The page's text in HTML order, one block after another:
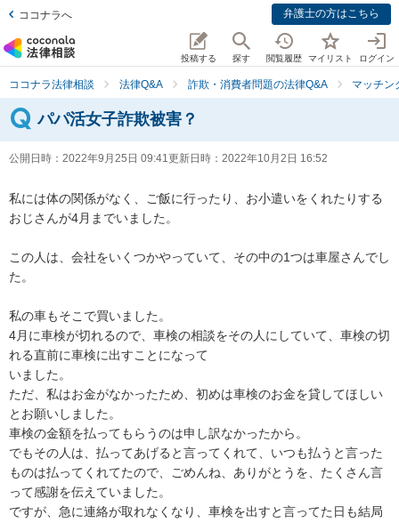
ココナラへ 弁護士の方はこちら
投稿する 探す 閲覧履歴 マイリスト ログイン
ココナラ法律相談 法律Q&A 詐欺・消費者問題の法律Q&A マッチン
パパ活女子詐欺被害？
公開日時： 2022年9月25日 09:41更新日時： 2022年10月2日 16:52
私には体の関係がなく、ご飯に行ったり、お小遣いをくれたりする
おじさんが4月までいました。
この人は、会社をいくつかやっていて、その中の1つは車屋さんでし
た。
私の車もそこで買いました。
4月に車検が切れるので、車検の相談をその人にしていて、車検の切
れる直前に車検に出すことになって
いました。
ただ、私はお金がなかったため、初めは車検のお金を貸してほしい
とお願いしました。
車検の金額を払ってもらうのは申し訳なかったから。
でもその人は、払ってあげると言ってくれて、いつも払うと言った
ものは払ってくれてたので、ごめんね、ありがとうを、たくさん言
って感謝を伝えていました。
ですが、急に連絡が取れなくなり、車検を出すと言ってた日も結局